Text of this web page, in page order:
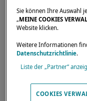
auszutauschen
besichtigen.
Sie können Ihre Auswahl
„MEINE COOKIES
Website klicken.
Weitere Informationen
Datenschutzrichtlinie.
Liste der „Partner“
COOKIES